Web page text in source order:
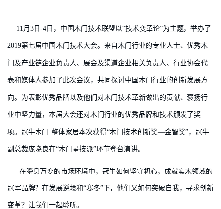
11月3日-4日，中国木门技术联盟以“技术变革论”为主题，举办了
2019第七届中国木门技术大会。来自木门行业的专业人士、优秀木
门及产业链企业负责人、展会及渠道企业相关负责人、行业协会代
表和媒体人参加了此次会议，共同探讨中国木门行业的创新发展方
向。为表彰优秀品牌以及他们对木门技术革新做出的贡献、褒扬行
业中坚力量，本届大会还对木门行业的优秀品牌和技术颁发了奖
项。冠牛木门·整体家居本次获得“木门技术创新奖—金智奖”，冠牛
副总裁庞晓良在“木门星技派”环节登台演讲。
在瞬息万变的市场环境中，冠牛如何坚守初心，成就实木领域的
冠军品牌？在发展逆境和“寒冬”下，他们又如何突破自我，寻求创新
变革？让我们一起聆听。